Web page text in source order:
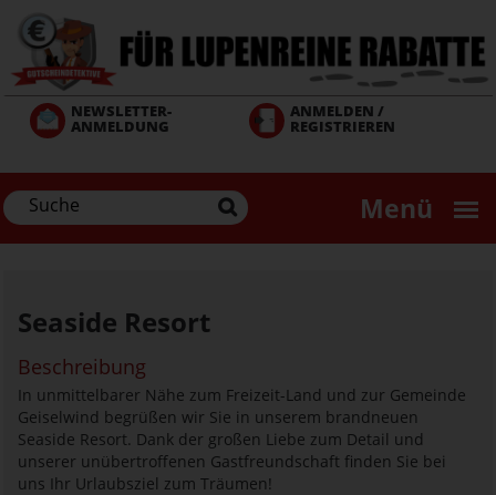
zum
Inhalt
NEWSLETTER-
ANMELDUNG
ANMELDEN /
REGISTRIEREN
Menü
Seaside Resort
Beschreibung
In unmittelbarer Nähe zum Freizeit-Land und zur Gemeinde
Geiselwind begrüßen wir Sie in unserem brandneuen
Seaside Resort. Dank der großen Liebe zum Detail und
unserer unübertroffenen Gastfreundschaft finden Sie bei
uns Ihr Urlaubsziel zum Träumen!